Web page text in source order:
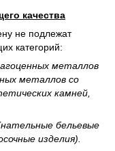
качества
не подлежат
категорий:
металлов
металлов со
камней,
бельевые
изделия).